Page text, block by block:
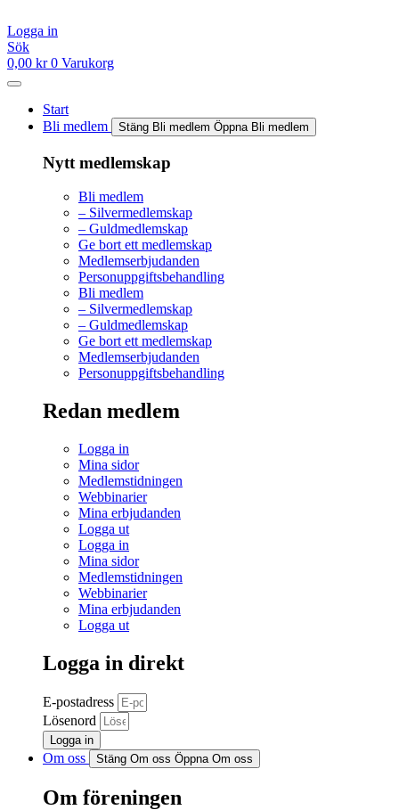
till
innehåll
Logga in
Sök
0,00 kr 0 Varukorg
Start
Bli medlem
Stäng Bli medlem Öppna Bli medlem
Nytt medlemskap
Bli medlem
– Silvermedlemskap
– Guldmedlemskap
Ge bort ett medlemskap
Medlemserbjudanden
Personuppgiftsbehandling
Bli medlem
– Silvermedlemskap
– Guldmedlemskap
Ge bort ett medlemskap
Medlemserbjudanden
Personuppgiftsbehandling
Redan medlem
Logga in
Mina sidor
Medlemstidningen
Webbinarier
Mina erbjudanden
Logga ut
Logga in
Mina sidor
Medlemstidningen
Webbinarier
Mina erbjudanden
Logga ut
Logga in direkt
E-postadress
Lösenord
Logga in
Om oss Stäng Om oss Öppna Om oss
Om föreningen